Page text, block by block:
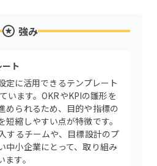
強み
ト
に活用できるテンプレート
います。OKRやKPIの雛形を
められるため、目的や指標の
短縮しやすい点が特徴です。
するチームや、目標設計のプ
中小企業にとって、取り組み
す。